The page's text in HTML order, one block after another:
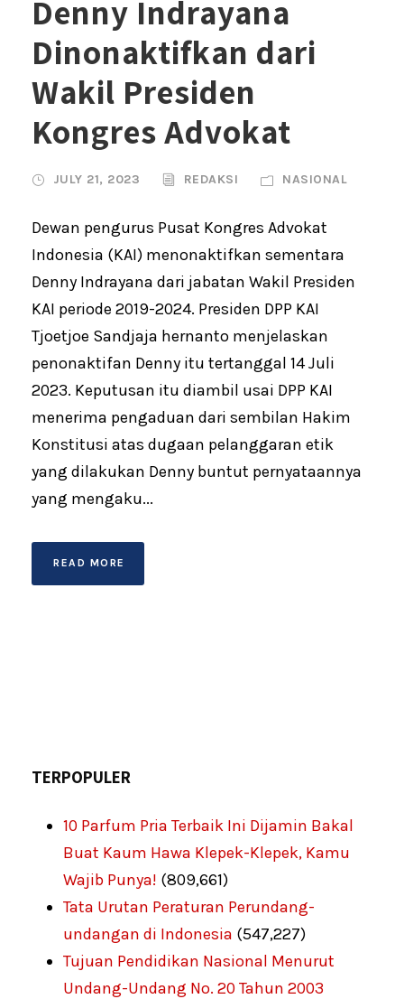
Denny Indrayana
Dinonaktifkan dari
Wakil Presiden
Kongres Advokat
JULY 21, 2023 REDAKSI NASIONAL
Dewan pengurus Pusat Kongres Advokat
Indonesia (KAI) menonaktifkan sementara
Denny Indrayana dari jabatan Wakil Presiden
KAI periode 2019-2024. Presiden DPP KAI
Tjoetjoe Sandjaja hernanto menjelaskan
penonaktifan Denny itu tertanggal 14 Juli
2023. Keputusan itu diambil usai DPP KAI
menerima pengaduan dari sembilan Hakim
Konstitusi atas dugaan pelanggaran etik
yang dilakukan Denny buntut pernyataannya
yang mengaku...
READ MORE
TERPOPULER
10 Parfum Pria Terbaik Ini Dijamin Bakal
Buat Kaum Hawa Klepek-Klepek, Kamu
Wajib Punya! (809,661)
Tata Urutan Peraturan Perundang-
undangan di Indonesia (547,227)
Tujuan Pendidikan Nasional Menurut
Undang-Undang No. 20 Tahun 2003